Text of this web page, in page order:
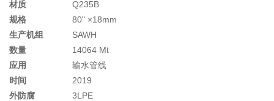
材质
Q235B
规格
80" ×18mm
生产机组
SAWH
数量
14064 Mt
应用
输水管线
时间
2019
外防腐
3LPE